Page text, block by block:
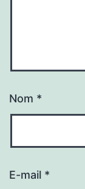
Nom *
E-mail *